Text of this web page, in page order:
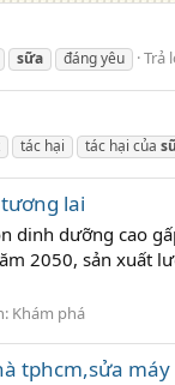
sữa đáng yêu Trả
tác hại tác hại của
lai
dinh dưỡng cao
2050, sản xuất
Khám phá
tphcm,sửa máy